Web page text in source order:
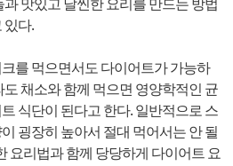
맛있고 날씬한 요리를 만드는 방법
있다.
를 먹으면서도 다이어트가 가능하
채소와 함께 먹으면 영양학적인 균
식단이 된다고 한다. 일반적으로 스
굉장히 높아서 절대 먹어서는 안 될
요리법과 함께 당당하게 다이어트 요